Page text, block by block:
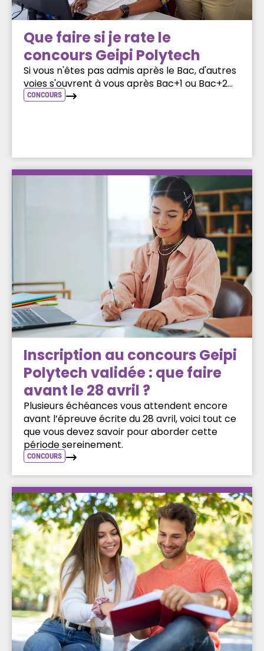
Que faire si je rate le
concours Geipi Polytech
Si vous n'êtes pas admis après le Bac, d'autres
voies s'ouvrent à vous après Bac+1 ou Bac+2...
CONCOURS
Inscription au concours Geipi
Polytech validée : que faire
avant le 28 avril ?
Plusieurs échéances vous attendent encore
avant l’épreuve écrite du 28 avril, voici tout ce
que vous devez savoir pour aborder cette
période sereinement.
CONCOURS